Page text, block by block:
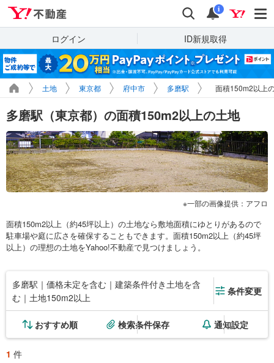
検索 通知
i
ログイン ID新規取得
土地 東京都 府中市 多磨駅 面積150m2以上
多磨駅（東京都）の面積150m2以上の土地
一部の画像提供：アフロ
面積150m2以上（約45坪以上）の土地なら敷地面積にゆとりがあるので
駐車場や庭に広さを確保することもできます。面積150m2以上（約45坪
以上）の理想の土地をYahoo!不動産で見つけましょう。
多磨駅｜価格未定を含む｜建築条件付き土地を含
む｜土地150m2以上
条件変更
おすすめ順 検索条件保存 通知設定
1 件